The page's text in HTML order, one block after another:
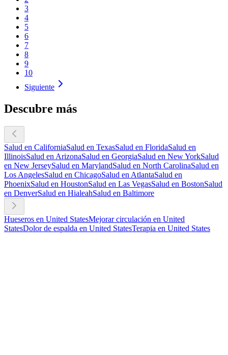
3
4
5
6
7
8
9
10
Siguiente
Descubre más
Salud en CaliforniaSalud en TexasSalud en FloridaSalud en
IllinoisSalud en ArizonaSalud en GeorgiaSalud en New YorkSalud
en New JerseySalud en MarylandSalud en North CarolinaSalud en
Los AngelesSalud en ChicagoSalud en AtlantaSalud en
PhoenixSalud en HoustonSalud en Las VegasSalud en BostonSalud
en DenverSalud en HialeahSalud en Baltimore
Hueseros en United StatesMejorar circulación en United
StatesDolor de espalda en United StatesTerapia en United States